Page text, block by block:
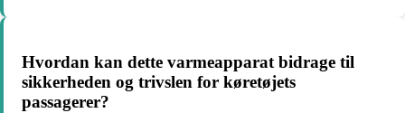
Hvordan kan dette varmeapparat bidrage til
sikkerheden og trivslen for køretøjets
passagerer?